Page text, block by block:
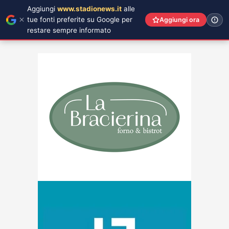
Aggiungi www.stadionews.it alle
tue fonti preferite su Google per
restare sempre informato
Aggiungi ora